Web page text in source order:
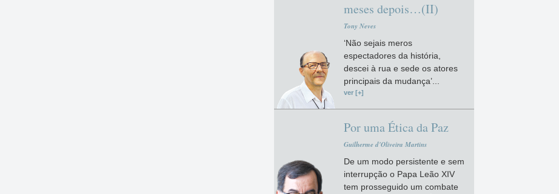
meses depois…(II)
Tony Neves
‘Não sejais meros
espectadores da história,
descei à rua e sede os atores
principais da mudança’...
ver [+]
Por uma Ética da Paz
Guilherme d'Oliveira Martins
De um modo persistente e sem
interrupção o Papa Leão XIV
tem prosseguido um combate